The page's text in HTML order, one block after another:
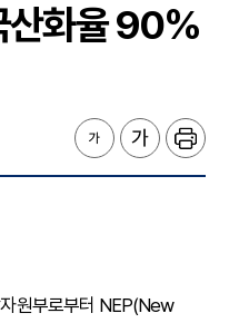
산화율 90%
원부로부터 NEP(New